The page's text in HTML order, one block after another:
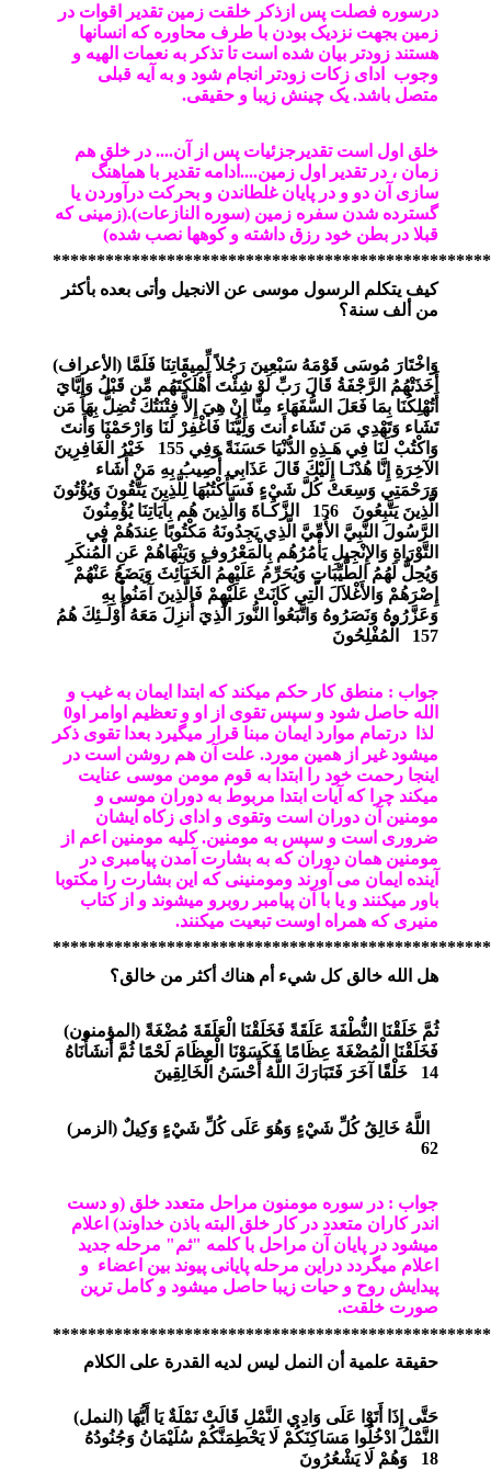
درسوره فصلت پس ازذکر خلقت زمین تقدیر اقوات در
زمین بجهت نزدیک بودن با طرف محاوره که انسانها
هستند زودتر بیان شده است تا تذکر به نعمات الهیه و
وجوب ادای زکات زودتر انجام شود و به آیه قبلی
متصل باشد. یک چینش زیبا و حقیقی.
خلق اول است تقدیرجزئیات پس از آن.... در خلق هم
زمان ، در تقدیر اول زمین....ادامه تقدیر با هماهنگ
سازی آن دو و در پایان غلطاندن و بحرکت درآوردن یا
گسترده شدن سفره زمین (سوره النازعات).(زمینی که
قبلا در بطن خود رزق داشته و کوهها نصب شده)
كيف يتكلم الرسول موسى عن الانجيل وأتى بعده بأكثر
من ألف سنة؟
(الأعراف ) وَاخْتَارَ مُوسَى قَوْمَهُ سَبْعِينَ رَجُلاً لِّمِيقَاتِنَا فَلَمَّا
أَخَذَتْهُمُ الرَّجْفَةُ قَالَ رَبِّ لَوْ شِئْتَ أَهْلَكْتَهُم مِّن قَبْلُ وَإِيَّايَ
أَتُهْلِكُنَا بِمَا فَعَلَ السُّفَهَاء مِنَّا إِنْ هِيَ إِلاَّ فِتْنَتُكَ تُضِلُّ بِهَا مَن
تَشَاء وَتَهْدِي مَن تَشَاء أَنتَ وَلِيُّنَا فَاغْفِرْ لَنَا وَارْحَمْنَا وَأَنتَ
خَيْرُ الْغَافِرِينَ 155 وَاكْتُبْ لَنَا فِي هَـذِهِ الدُّنْيَا حَسَنَةً وَفِي
الآخِرَةِ إِنَّا هُدْنَـا إِلَيْكَ قَالَ عَذَابِي أُصِيبُ بِهِ مَنْ أَشَاء
وَرَحْمَتِي وَسِعَتْ كُلَّ شَيْءٍ فَسَأَكْتُبُهَا لِلَّذِينَ يَتَّقُونَ وَيُؤْتُونَ
الزَّكَـاةَ وَالَّذِينَ هُم بِآيَاتِنَا يُؤْمِنُونَ
156 الَّذِينَ يَتَّبِعُونَ
الرَّسُولَ النَّبِيَّ الأُمِّيَّ الَّذِي يَجِدُونَهُ مَكْتُوبًا عِندَهُمْ فِي
التَّوْرَاةِ وَالإِنْجِيلِ يَأْمُرُهُم بِالْمَعْرُوفِ وَيَنْهَاهُمْ عَنِ الْمُنكَرِ
وَيُحِلُّ لَهُمُ الطَّيِّبَاتِ وَيُحَرِّمُ عَلَيْهِمُ الْخَبَآئِثَ وَيَضَعُ عَنْهُمْ
إِصْرَهُمْ وَالأَغْلاَلَ الَّتِي كَانَتْ عَلَيْهِمْ فَالَّذِينَ آمَنُواْ بِهِ
وَعَزَّرُوهُ وَنَصَرُوهُ وَاتَّبَعُواْ النُّورَ الَّذِيَ أُنزِلَ مَعَهُ أُوْلَـئِكَ هُمُ
الْمُفْلِحُونَ
157
جواب : منطق کار حکم میکند که ابتدا ایمان به غیب و
الله حاصل شود و سپس تقوی از او و تعظیم اوامر او0
لذا درتمام موارد ایمان مبنا قرار میگیرد بعدا تقوی ذکر
میشود غیر از همین مورد. علت آن هم روشن است در
اینجا رحمت خود را ابتدا به قوم مومن موسی عنایت
میکند چرا که آیات ابتدا مربوط به دوران موسی و
مومنین آن دوران است وتقوی و ادای زکاه ایشان
ضروری است و سپس به مومنین. کلیه مومنین اعم از
مومنین همان دوران که به بشارت آمدن پیامبری در
آینده ایمان می آورند ومومنینی که این بشارت را مکتوبا
باور میکنند و یا با آن پیامبر روبرو میشوند و از کتاب
منیری که همراه اوست تبعیت میکنند.
هل الله خالق كل شيء أم هناك أكثر من خالق؟
(المؤمنون ) ثُمَّ خَلَقْنَا النُّطْفَةَ عَلَقَةً فَخَلَقْنَا الْعَلَقَةَ مُضْغَةً
فَخَلَقْنَا الْمُضْغَةَ عِظَامًا فَكَسَوْنَا الْعِظَامَ لَحْمًا ثُمَّ أَنشَأْنَاهُ
خَلْقًا آخَرَ فَتَبَارَكَ اللَّهُ أَحْسَنُ الْخَالِقِينَ 14
( الزمر ) اللَّهُ خَالِقُ كُلِّ شَيْءٍ وَهُوَ عَلَى كُلِّ شَيْءٍ وَكِيلٌ
62
جواب : در سوره مومنون مراحل متعدد خلق (و دست
اندر کاران متعدد در کار خلق البته باذن خداوند) اعلام
میشود در پایان آن مراحل با کلمه "ثم" مرحله جدید
اعلام میگردد دراین مرحله پایانی پیوند بین اعضاء و
پیدایش روح و حیات زیبا حاصل میشود و کامل ترین
صورت خلقت.
حقيقة علمية أن النمل ليس لديه القدرة على الكلام
(النمل ) حَتَّى إِذَا أَتَوْا عَلَى وَادِي النَّمْلِ قَالَتْ نَمْلَةٌ يَا أَيُّهَا
النَّمْلُ ادْخُلُوا مَسَاكِنَكُمْ لَا يَحْطِمَنَّكُمْ سُلَيْمَانُ وَجُنُودُهُ
وَهُمْ لَا يَشْعُرُونَ 18